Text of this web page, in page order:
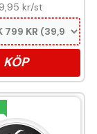
kr/st
KÖP